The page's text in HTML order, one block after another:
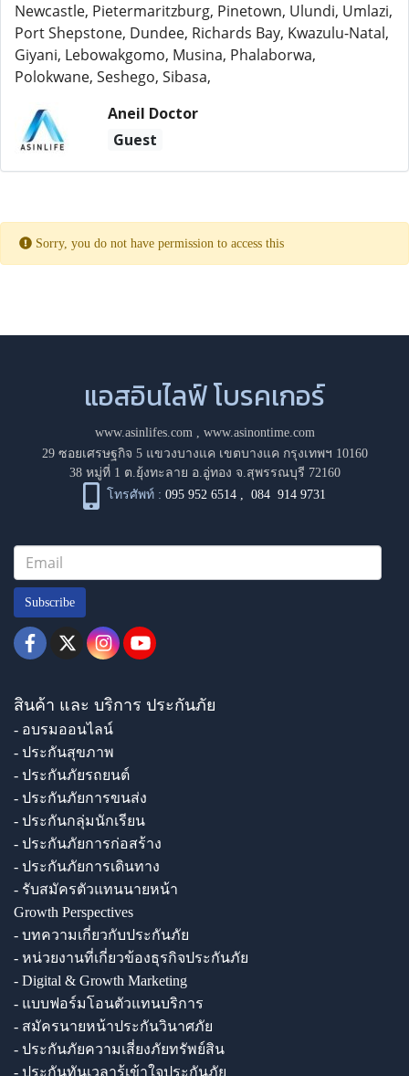
Newcastle, Pietermaritzburg, Pinetown, Ulundi, Umlazi,
Port Shepstone, Dundee, Richards Bay, Kwazulu-Natal,
Giyani, Lebowakgomo, Musina, Phalaborwa,
Polokwane, Seshego, Sibasa,
Aneil Doctor
Guest
Sorry, you do not have permission to access this
แอสอินไลฟ์ โบรคเกอร์
www.asinlifes.com, www.asinontime.com
29 ซอยเศรษฐกิจ 5 แขวงบางแค เขตบางแค กรุงเทพฯ 10160
38 หมู่ที่ 1 ต.ยุ้งทะลาย อ.อู่ทอง จ.สุพรรณบุรี 72160
โทรศัพท์ : 095 952 6514 ,084 914 9731
Subscribe
สินค้า และ บริการ ประกันภัย
- อบรมออนไลน์
- ประกันสุขภาพ
- ประกันภัยรถยนต์
- ประกันภัยการขนส่ง
- ประกันกลุ่มนักเรียน
- ประกันภัยการก่อสร้าง
- ประกันภัยการเดินทาง
- รับสมัครตัวแทนนายหน้า
Growth Perspectives
- บทความเกี่ยวกับประกันภัย
- หน่วยงานที่เกี่ยวข้องธุรกิจประกันภัย
- Digital & Growth Marketing
- แบบฟอร์มโอนตัวแทนบริการ
- สมัครนายหน้าประกันวินาศภัย
- ประกันภัยความเสี่ยงภัยทรัพย์สิน
- ประกันทันเวลารู้เข้าใจประกันภัย